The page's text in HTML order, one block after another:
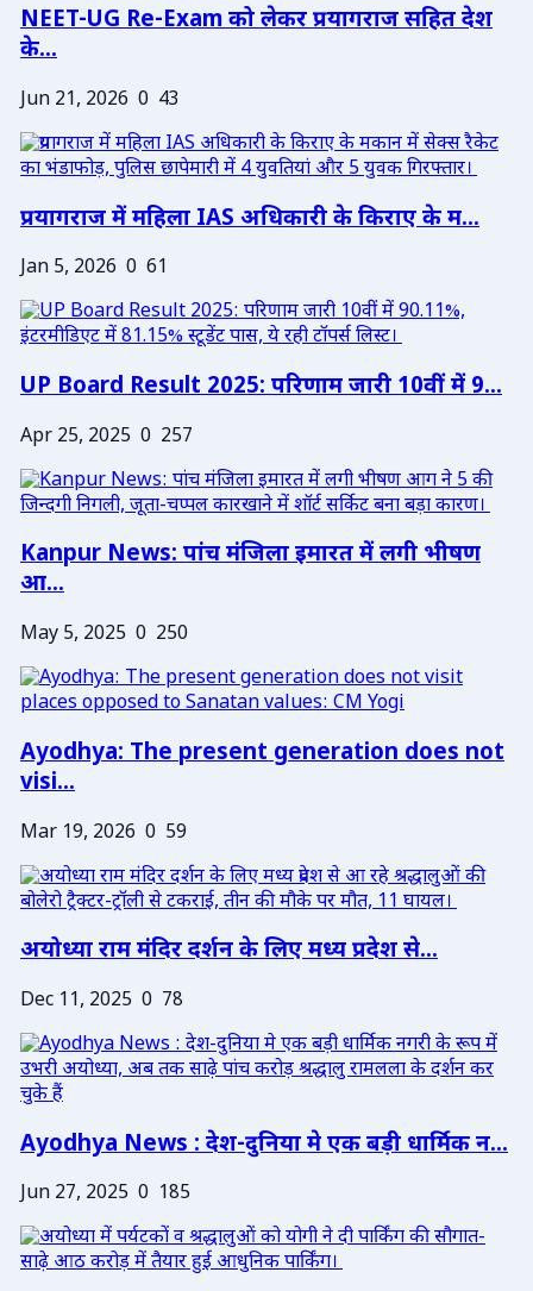
NEET-UG Re-Exam को लेकर प्रयागराज सहित देश
के...
Jun 21, 2026 0 43
प्रयागराज में महिला IAS अधिकारी के किराए के म...
Jan 5, 2026 0 61
UP Board Result 2025: परिणाम जारी 10वीं में 9...
Apr 25, 2025 0 257
Kanpur News: पांच मंजिला इमारत में लगी भीषण
आ...
May 5, 2025 0 250
Ayodhya: The present generation does not
visi...
Mar 19, 2026 0 59
अयोध्या राम मंदिर दर्शन के लिए मध्य प्रदेश से...
Dec 11, 2025 0 78
Ayodhya News : देश-दुनिया मे एक बड़ी धार्मिक न...
Jun 27, 2025 0 185